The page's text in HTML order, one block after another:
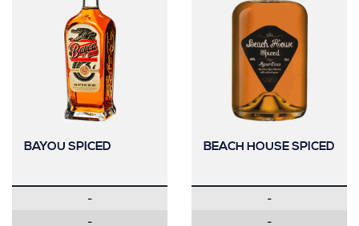
BAYOU SPICED
-
-
BEACH HOUSE SPICED
-
-